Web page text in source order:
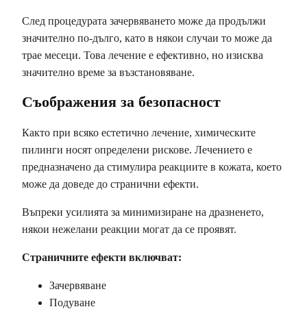
След процедурата зачервяването може да продължи
значително по-дълго, като в някои случаи то може да
трае месеци. Това лечение е ефективно, но изисква
значително време за възстановяване.
Съображения за безопасност
Както при всяко естетично лечение, химическите
пилинги носят определени рискове. Лечението е
предназначено да стимулира реакциите в кожата, което
може да доведе до странични ефекти.
Въпреки усилията за минимизиране на дразненето,
някои нежелани реакции могат да се проявят.
Страничните ефекти включват:
Зачервяване
Подуване